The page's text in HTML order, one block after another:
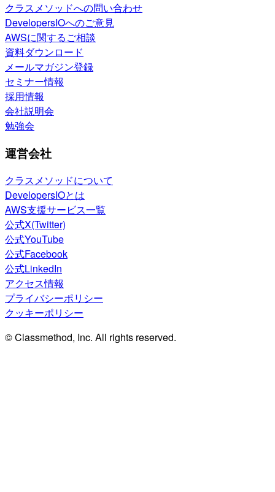
クラスメソッドへの問い合わせ
DevelopersIOへのご意見
AWSに関するご相談
資料ダウンロード
メールマガジン登録
セミナー情報
採用情報
会社説明会
勉強会
運営会社
クラスメソッドについて
DevelopersIOとは
AWS支援サービス一覧
公式X(Twitter)
公式YouTube
公式Facebook
公式LinkedIn
アクセス情報
プライバシーポリシー
クッキーポリシー
© Classmethod, Inc. All rights reserved.